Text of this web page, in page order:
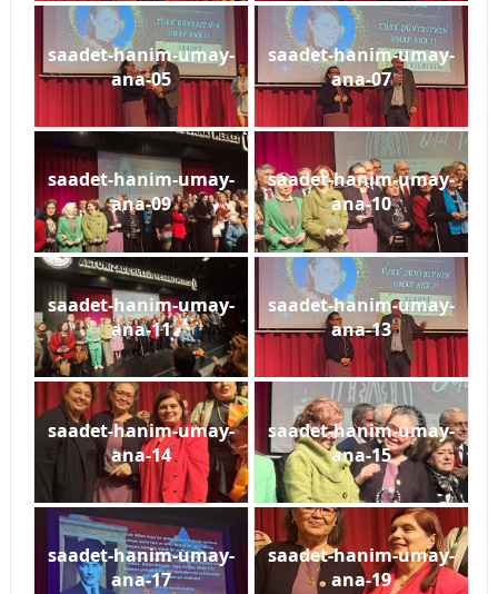
saadet-hanim-umay-
ana-05
saadet-hanim-umay-
ana-07
saadet-hanim-umay-
ana-09
saadet-hanim-umay-
ana-10
saadet-hanim-umay-
ana-11
saadet-hanim-umay-
ana-13
saadet-hanim-umay-
ana-14
saadet-hanim-umay-
ana-15
saadet-hanim-umay-
ana-17
saadet-hanim-umay-
ana-19